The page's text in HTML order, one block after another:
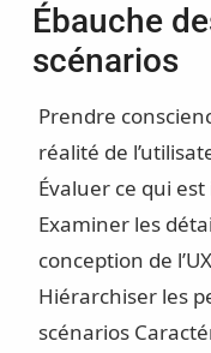
Ébauche
scénarios
Prendre
réalité de
Évaluer ce qui
Examiner les
conception de l’UX
Hiérarchiser les
scénarios